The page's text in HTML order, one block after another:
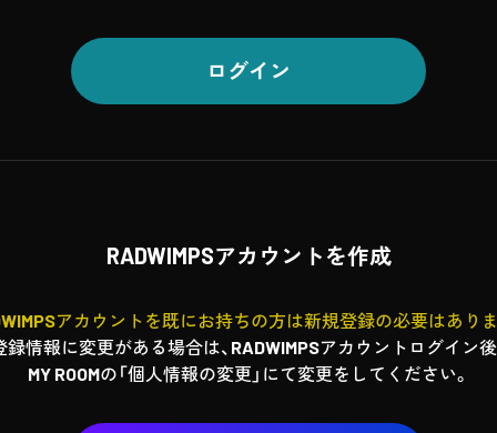
ログイン
RADWIMPSアカウントを作成
アカウントを既にお持ちの方は新規登録の必要はありま
録情報に変更がある場合は、RADWIMPSアカウントログイン後
MY ROOMの「個人情報の変更」にて変更をしてください。